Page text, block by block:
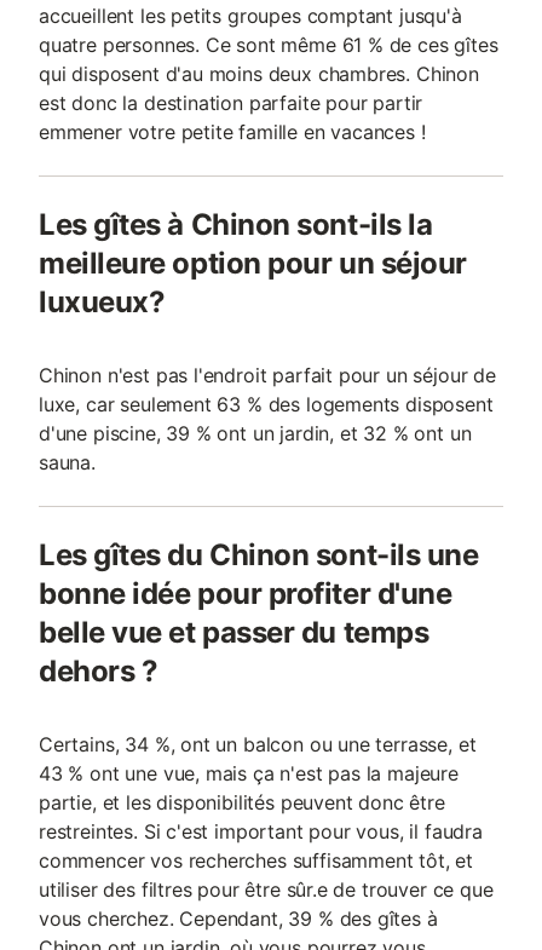
accueillent les petits groupes comptant jusqu'à
quatre personnes. Ce sont même 61 % de ces gîtes
qui disposent d'au moins deux chambres. Chinon
est donc la destination parfaite pour partir
emmener votre petite famille en vacances !
Les gîtes à Chinon sont-ils la
meilleure option pour un séjour
luxueux?
Chinon n'est pas l'endroit parfait pour un séjour de
luxe, car seulement 63 % des logements disposent
d'une piscine, 39 % ont un jardin, et 32 % ont un
sauna.
Les gîtes du Chinon sont-ils une
bonne idée pour profiter d'une
belle vue et passer du temps
dehors ?
Certains, 34 %, ont un balcon ou une terrasse, et
43 % ont une vue, mais ça n'est pas la majeure
partie, et les disponibilités peuvent donc être
restreintes. Si c'est important pour vous, il faudra
commencer vos recherches suffisamment tôt, et
utiliser des filtres pour être sûr.e de trouver ce que
vous cherchez. Cependant, 39 % des gîtes à